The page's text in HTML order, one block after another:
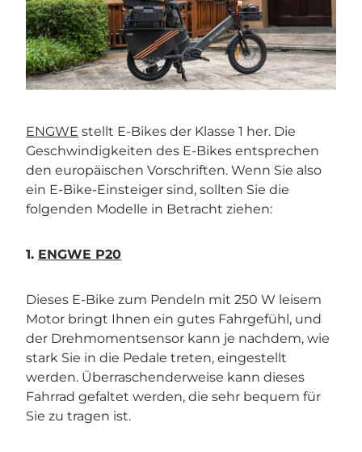
ENGWE stellt E-Bikes der Klasse 1 her. Die
Geschwindigkeiten des E-Bikes entsprechen
den europäischen Vorschriften. Wenn Sie also
ein E-Bike-Einsteiger sind, sollten Sie die
folgenden Modelle in Betracht ziehen:
1. ENGWE P20
Dieses E-Bike zum Pendeln mit 250 W leisem
Motor bringt Ihnen ein gutes Fahrgefühl, und
der Drehmomentsensor kann je nachdem, wie
stark Sie in die Pedale treten, eingestellt
werden. Überraschenderweise kann dieses
Fahrrad gefaltet werden, die sehr bequem für
Sie zu tragen ist.